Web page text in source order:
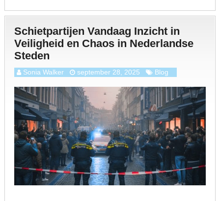
Schietpartijen Vandaag Inzicht in
Veiligheid en Chaos in Nederlandse
Steden
Sonia Walker september 28, 2025 Blog